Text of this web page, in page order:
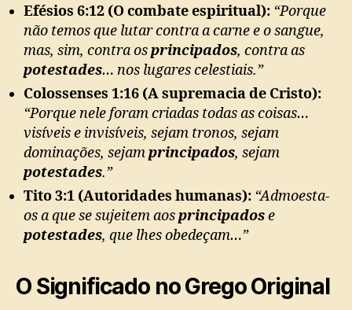
Efésios 6:12 (O combate espiritual): “Porque
não temos que lutar contra a carne e o sangue,
mas, sim, contra osprincipados, contra as
potestades… nos lugares celestiais.”
Colossenses 1:16 (A supremacia de Cristo):
“Porque nele foram criadas todas as coisas…
visíveis e invisíveis, sejam tronos, sejam
dominações, sejamprincipados, sejam
potestades.”
Tito 3:1 (Autoridades humanas): “Admoesta-
os a que se sujeitem aosprincipadose
potestades, que lhes obedeçam…”
O Significado no Grego Original